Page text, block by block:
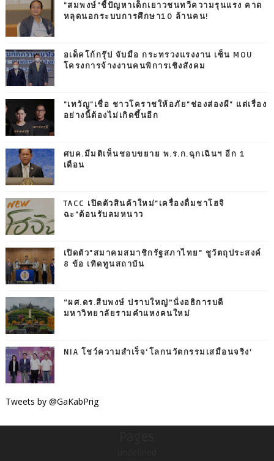
"สมพงษ์"ชี้ปัญหาเด็กเยาวชนทวีความรุนแรง คาด
หลุดนอกระบบการศึกษา10 ล้านคน!
อเด็คโก้กรุ๊ป จับมือ กระทรวงแรงงาน เซ็น MOU
โครงการจ้างงานคนพิการเชิงสังคม
"เทวัญ"เชื่อ ชาวโคราชให้อภัย"ช่องส่องผี" แต่เรื่อง
อย่างนี้ต้องไม่เกิดขึ้นอีก
ศบค.มีมติเห็นชอบขยาย พ.ร.ก.ฉุกเฉินฯ อีก 1
เดือน
TACC เปิดตัวสินค้าใหม่"เครื่องดื่มชาโฮจิ
ฉะ"ต้อนรับลมหนาว
เปิดตัว"สมาคมสมาชิกรัฐสภาไทย" ชูวัตถุประสงค์
8 ข้อ เทิดทูนสถาบัน
“ผศ.ดร.สืบพงษ์ ปราบใหญ่”นั่งอธิการบดี
มหาวิทยาลัยรามคำแหงคนใหม่
NIA โชว์ความสำเร็จ‘โลกนวัตกรรมเสมือนจริง’
Tweets by @GaKabPrig